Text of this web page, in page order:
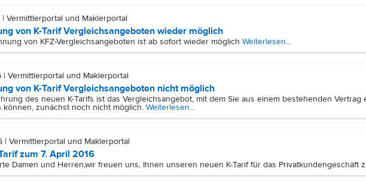
| Vermittlerportal und Maklerportal
von K-Tarif Vergleichsangeboten wieder möglich
von KFZ-Vergleichsangeboten ist ab sofort wieder möglich Weiterlesen...
| Vermittlerportal und Maklerportal
von K-Tarif Vergleichsangeboten nicht möglich
des neuen K-Tarifs ist das Vergleichsangebot, mit dem Sie aus einem bestehenden
können, zunächst noch nicht möglich. Weiterlesen...
| Vermittlerportal und Maklerportal
zum 7. April 2016
Damen und Herren,wir freuen uns, Ihnen unseren neuen K-Tarif für das Privatkundengeschäft